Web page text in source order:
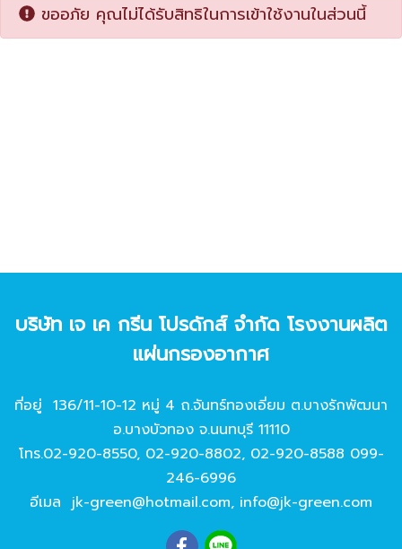
ขออภัย คุณไม่ได้รับสิทธิในการเข้าใช้งานในส่วนนี้
บริษัท เจ เค กรีน โปรดักส์ จํากัด โรงงานผลิต
แผ่นกรองอากาศ
ที่อยู่ 136/11-10-12 หมู่ 4 ถ.จันทร์ทองเอี่ยม ต.บางรักพัฒนา
อ.บางบัวทอง จ.นนทบุรี 11110
โทร.02-920-8550, 02-920-8802, 02-920-8588 099-
246-6996
อีเมล jk-green@hotmail.com, info@jk-green.com